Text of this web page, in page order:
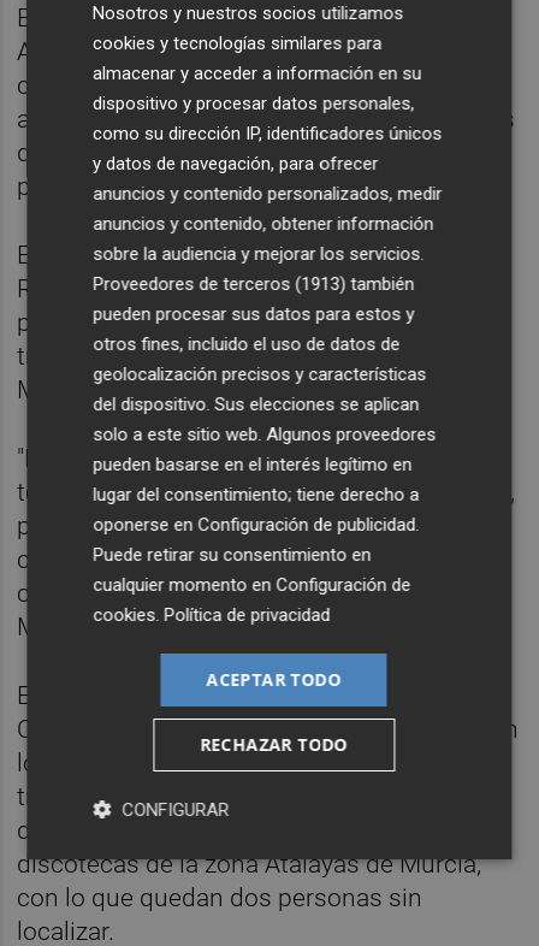
El alcalde de Madrid, José Luis Martínez-
Almeida, ha trasladado este lunes sus
condolencias a las familias que han perdido
a sus seres queridos por el incendio en unas
discotecas de Murcia y ha expresado que
pueden contar con todo su apoyo.
En el acto de presentación del Plan
Rehabilita 2023, el alcalde ha dirigido sus
primeras palabras a los afectados por los
trágicos incendios que sucedieron en
Murcia.
"Pueden contar con todo nuestro apoyo, con
toda nuestra solidaridad, con nuestro cariño,
porque son momentos dificilísimos, muy
complicados", ha expresado Almeida, quien
considera que es un día triste "no solo para
Murcia sino para toda España".
El portavoz del Gobierno regional, Marcos
Ortuño, ha confirmado este lunes que se han
localizado en buen estado y en otro lugar a
tres personas que ayer se daban por
desaparecidas en el incendio de las
discotecas de la zona Atalayas de Murcia,
con lo que quedan dos personas sin
localizar.
Nosotros y nuestros socios utilizamos
cookies y tecnologías similares para
almacenar y acceder a información en su
dispositivo y procesar datos personales,
como su dirección IP, identificadores únicos
y datos de navegación, para ofrecer
anuncios y contenido personalizados, medir
anuncios y contenido, obtener información
sobre la audiencia y mejorar los servicios.
Proveedores de terceros (1913) también
pueden procesar sus datos para estos y
otros fines, incluido el uso de datos de
geolocalización precisos y características
del dispositivo. Sus elecciones se aplican
solo a este sitio web. Algunos proveedores
pueden basarse en el interés legítimo en
lugar del consentimiento; tiene derecho a
oponerse enConfiguración de publicidad
Puede retirar su consentimiento en
cualquier momento enConfiguración de
cookies .Política de privacidad
ACEPTAR TODO
RECHAZAR TODO
CONFIGURAR